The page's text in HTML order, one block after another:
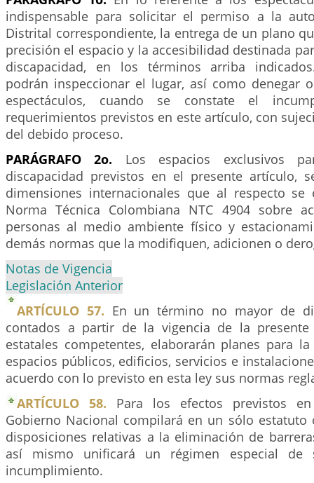
indispensable para solicitar el permiso a la
Distrital correspondiente, la entrega de un plano
precisión el espacio y la accesibilidad destinada
discapacidad, en los términos arriba
podrán inspeccionar el lugar, así como denegar
espectáculos, cuando se constate el
requerimientos previstos en este artículo, con
del debido proceso.
PARÁGRAFO 2o. Los espacios exclusivos
discapacidad previstos en el presente artículo,
dimensiones internacionales que al respecto se
Norma Técnica Colombiana NTC 4904 sobre
personas al medio ambiente físico y
demás normas que la modifiquen, adicionen o
Notas de Vigencia
Legislación Anterior
ARTÍCULO 57. En un término no mayor de
contados a partir de la vigencia de la presente
estatales competentes, elaborarán planes para
espacios públicos, edificios, servicios e
acuerdo con lo previsto en esta ley sus normas
ARTÍCULO 58. Para los efectos previstos
Gobierno Nacional compilará en un sólo estatuto
disposiciones relativas a la eliminación de
así mismo unificará un régimen especial de
incumplimiento.